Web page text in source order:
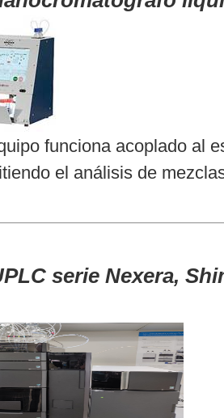
funciona acoplado al
el análisis de
serie Nexera,